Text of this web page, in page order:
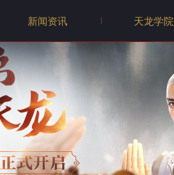
新闻资讯
新闻
活动
天龙学院